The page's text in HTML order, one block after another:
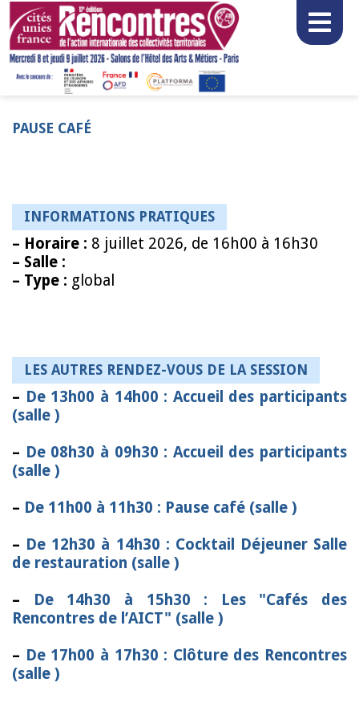
PAUSE CAFÉ
INFORMATIONS PRATIQUES
– Horaire : 8 juillet 2026, de 16h00 à 16h30
– Salle :
– Type : global
LES AUTRES RENDEZ-VOUS DE LA SESSION
– De 13h00 à 14h00 : Accueil des participants
(salle )
– De 08h30 à 09h30 : Accueil des participants
(salle )
– De 11h00 à 11h30 : Pause café (salle )
– De 12h30 à 14h30 : Cocktail Déjeuner Salle
de restauration (salle )
–
De 14h30 à 15h30 : Les "Cafés des
Rencontres de l’AICT" (salle )
– De 17h00 à 17h30 : Clôture des Rencontres
(salle )